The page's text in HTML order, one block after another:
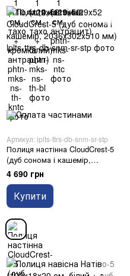
Артикул: lplts-ttrs-db-snm-sr-stp
Полиця настінна CloudCrest-5
(дуб сонома і кашемір,
2036х302х510 мм)
4 690 грн
Купити